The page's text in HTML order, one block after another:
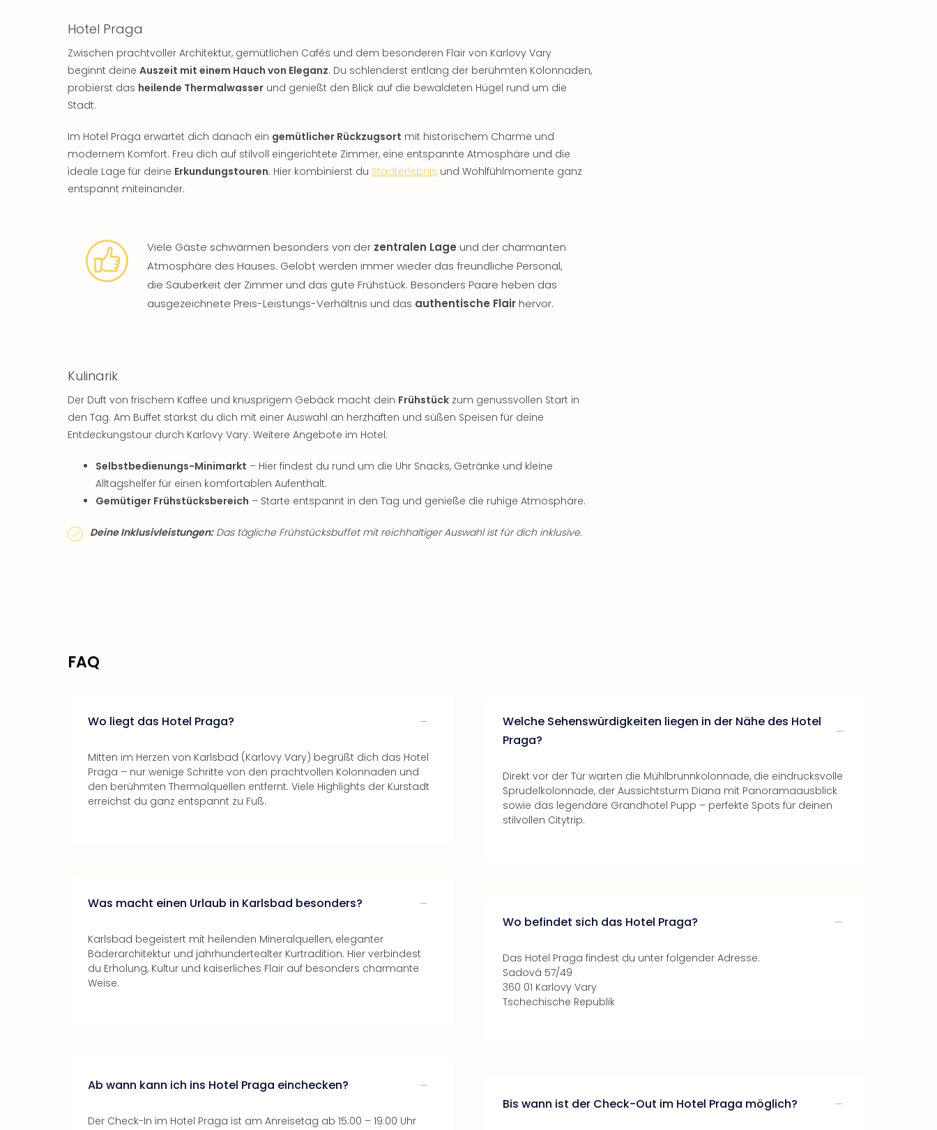
Hotel Praga
Zwischen prachtvoller Architektur, gemütlichen Cafés und dem besonderen Flair von Karlovy Vary
beginnt deine Auszeit mit einem Hauch von Eleganz. Du schlenderst entlang der berühmten Kolonnaden,
probierst das heilende Thermalwasser und genießt den Blick auf die bewaldeten Hügel rund um die
Stadt.
Im Hotel Praga erwartet dich danach ein gemütlicher Rückzugsort mit historischem Charme und
modernem Komfort. Freu dich auf stilvoll eingerichtete Zimmer, eine entspannte Atmosphäre und die
ideale Lage für deine Erkundungstouren. Hier kombinierst du Stadterlebnis und Wohlfühlmomente ganz
entspannt miteinander.
Viele Gäste schwärmen besonders von der zentralen Lage und der charmanten
Atmosphäre des Hauses. Gelobt werden immer wieder das freundliche Personal,
die Sauberkeit der Zimmer und das gute Frühstück. Besonders Paare heben das
ausgezeichnete Preis-Leistungs-Verhältnis und das authentische Flairhervor.
Kulinarik
Der Duft von frischem Kaffee und knusprigem Gebäck macht dein Frühstück zum genussvollen Start in
den Tag. Am Buffet stärkst du dich mit einer Auswahl an herzhaften und süßen Speisen für deine
Entdeckungstour durch Karlovy Vary. Weitere Angebote im Hotel:
Selbstbedienungs-Minimarkt – Hier findest du rund um die Uhr Snacks, Getränke und kleine
Alltagshelfer für einen komfortablen Aufenthalt.
Gemütiger Frühstücksbereich – Starte entspannt in den Tag und genieße die ruhige Atmosphäre.
Deine Inklusivleistungen:Das tägliche Frühstücksbuffet mit reichhaltiger Auswahl ist für dich inklusive.
FAQ
Wo liegt das Hotel Praga?
Mitten im Herzen von Karlsbad (Karlovy Vary) begrüßt dich das Hotel
Praga – nur wenige Schritte von den prachtvollen Kolonnaden und
den berühmten Thermalquellen entfernt. Viele Highlights der Kurstadt
erreichst du ganz entspannt zu Fuß.
Was macht einen Urlaub in Karlsbad besonders?
Karlsbad begeistert mit heilenden Mineralquellen, eleganter
Bäderarchitektur und jahrhundertealter Kurtradition. Hier verbindest
du Erholung, Kultur und kaiserliches Flair auf besonders charmante
Weise.
Ab wann kann ich ins Hotel Praga einchecken?
Der Check-In im Hotel Praga ist am Anreisetag ab 15:00 – 19:00 Uhr
Welche Sehenswürdigkeiten liegen in der Nähe des Hotel
Praga?
Direkt vor der Tür warten die Mühlbrunnkolonnade, die eindrucksvolle
Sprudelkolonnade, der Aussichtsturm Diana mit Panoramaausblick
sowie das legendäre Grandhotel Pupp – perfekte Spots für deinen
stilvollen Citytrip.
Wo befindet sich das Hotel Praga?
Das Hotel Praga findest du unter folgender Adresse:
Sadová 57/49
360 01 Karlovy Vary
Tschechische Republik
Bis wann ist der Check-Out im Hotel Praga möglich?